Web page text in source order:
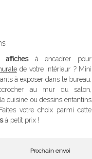
affichesà encadrer pour
de votre intérieur ? Mini
à exposer dans le bureau,
au mur du salon,
cuisine ou dessins enfantins
votre choix parmi cette
à petit prix !
Prochain envoi